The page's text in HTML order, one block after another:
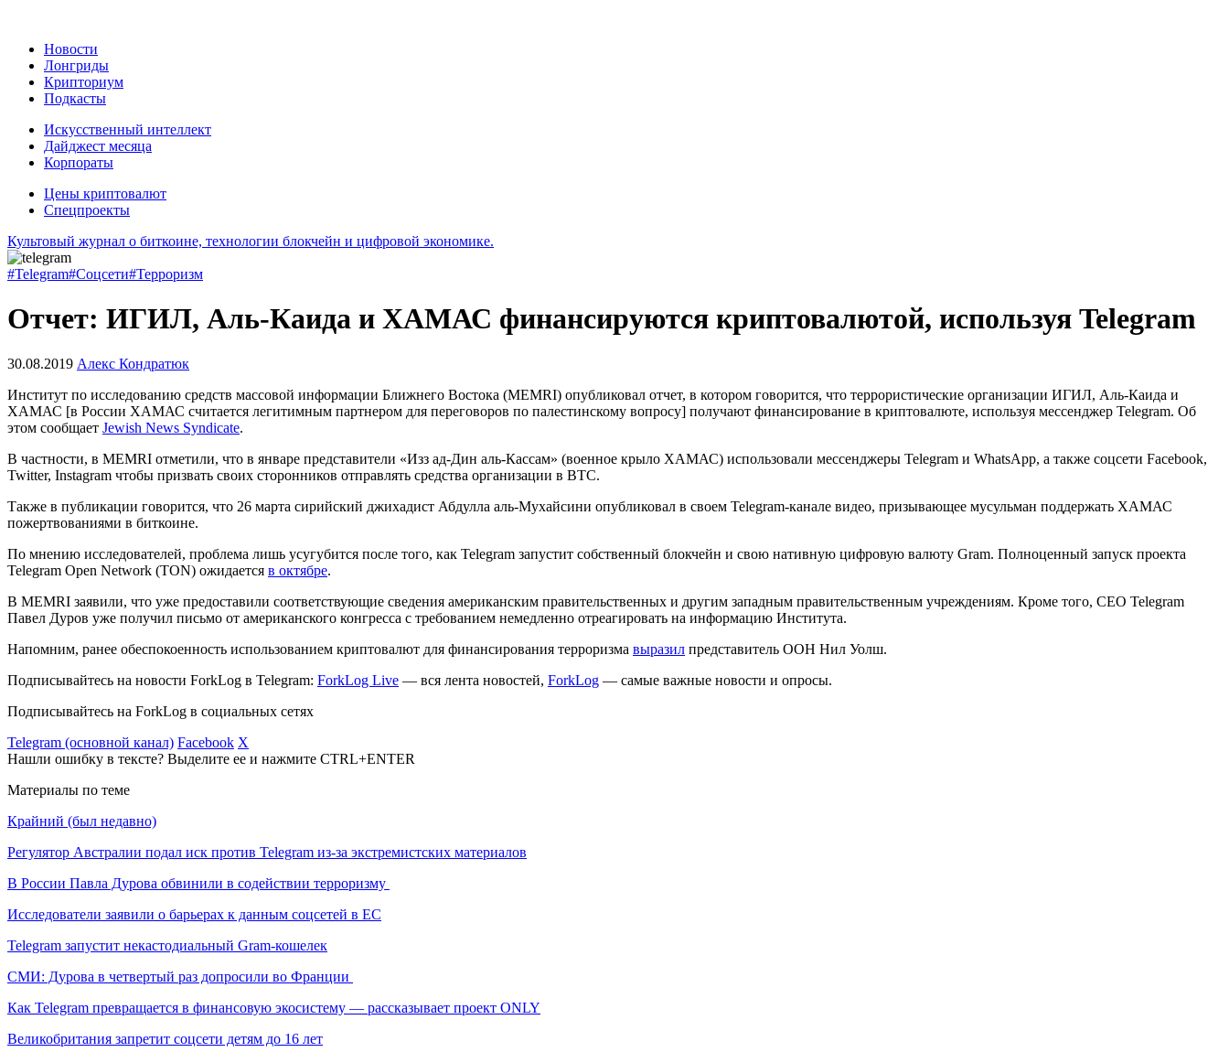
Новости
Лонгриды
Крипториум
Подкасты
Искусственный интеллект
Дайджест месяца
Корпораты
Цены криптовалют
Спецпроекты
Культовый журнал о биткоине, технологии блокчейн и цифровой экономике.
#Telegram#Соцсети#Терроризм
Отчет: ИГИЛ, Аль-Каида и ХАМАС финансируются криптовалютой, используя Telegram
30.08.2019 Алекс Кондратюк
Институт по исследованию средств массовой информации Ближнего Востока (MEMRI) опубликовал отчет, в котором говорится, что террористические организации ИГИЛ, Аль-Каида и
ХАМАС [в России ХАМАС считается легитимным партнером для переговоров по палестинскому вопросу] получают финансирование в криптовалюте, используя мессенджер Telegram. Об
этом сообщает Jewish News Syndicate.
В частности, в MEMRI отметили, что в январе представители «Изз ад-Дин аль-Кассам» (военное крыло ХАМАС) использовали мессенджеры Telegram и WhatsApp, а также соцсети Facebook,
Twitter, Instagram чтобы призвать своих сторонников отправлять средства организации в BTC.
Также в публикации говорится, что 26 марта сирийский джихадист Абдулла аль-Мухайсини опубликовал в своем Telegram-канале видео, призывающее мусульман поддержать ХАМАС
пожертвованиями в биткоине.
По мнению исследователей, проблема лишь усугубится после того, как Telegram запустит собственный блокчейн и свою нативную цифровую валюту Gram. Полноценный запуск проекта
Telegram Open Network (TON) ожидается в октябре.
В MEMRI заявили, что уже предоставили соответствующие сведения американским правительственных и другим западным правительственным учреждениям. Кроме того, CEO Telegram
Павел Дуров уже получил письмо от американского конгресса с требованием немедленно отреагировать на информацию Института.
Напомним, ранее обеспокоенность использованием криптовалют для финансирования терроризма выразил представитель ООН Нил Уолш.
Подписывайтесь на новости ForkLog в Telegram: ForkLog Live — вся лента новостей, ForkLog — самые важные новости и опросы.
Подписывайтесь на ForkLog в социальных сетях
Telegram (основной канал) Facebook X
Нашли ошибку в тексте? Выделите ее и нажмите CTRL+ENTER
Материалы по теме
Крайний (был недавно)
Регулятор Австралии подал иск против Telegram из-за экстремистских материалов
В России Павла Дурова обвинили в содействии терроризму
Исследователи заявили о барьерах к данным соцсетей в ЕС
Telegram запустит некастодиальный Gram-кошелек
СМИ: Дурова в четвертый раз допросили во Франции
Как Telegram превращается в финансовую экосистему — рассказывает проект ONLY
Великобритания запретит соцсети детям до 16 лет